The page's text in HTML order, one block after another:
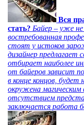
Вся
стать? Байер – уже
востребованная
стоят у истоков
дизайнер предлагает
отбирает наиболее
от байеров зависит
в конце концов,
окружена
отсутствием
заключается работа